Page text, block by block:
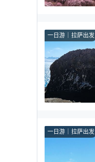
一日游 拉萨出发
一日游 拉萨出发